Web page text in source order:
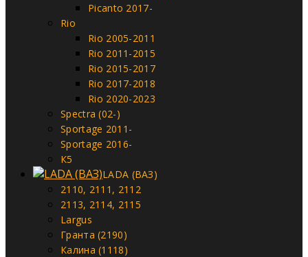
Picanto 2017-
Rio
Rio 2005-2011
Rio 2011-2015
Rio 2015-2017
Rio 2017-2018
Rio 2020-2023
Spectra (02-)
Sportage 2011-
Sportage 2016-
К5
LADA (ВАЗ)
2110, 2111, 2112
2113, 2114, 2115
Largus
Гранта (2190)
Калина (1118)